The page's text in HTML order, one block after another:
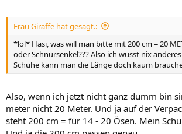
Frau Giraffe hat gesagt.:
*lol* Hasi, was will man bitte mit 200 cm = 20
oder Schnürsenkel??? Also ich wüsst nix
Schuhe kann man die Länge doch kaum
Also, wenn ich jetzt nicht ganz dumm bin
meter nicht 20 Meter. Und ja auf der
steht 200 cm = für 14 - 20 Ösen. Mein